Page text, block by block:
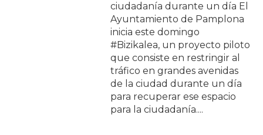
ciudadanía durante un día El
Ayuntamiento de Pamplona
inicia este domingo
#Bizikalea, un proyecto piloto
que consiste en restringir al
tráfico en grandes avenidas
de la ciudad durante un día
para recuperar ese espacio
para la ciudadanía....